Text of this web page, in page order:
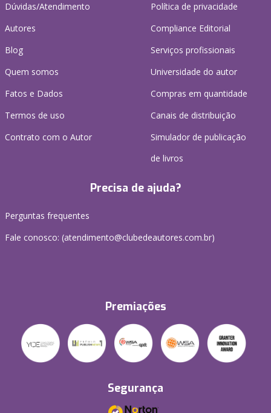
Dúvidas/Atendimento
Autores
Blog
Quem somos
Fatos e Dados
Termos de uso
Contrato com o Autor
Política de privacidade
Compliance Editorial
Serviços profissionais
Universidade do autor
Compras em quantidade
Canais de distribuição
Simulador de publicação
de livros
Precisa de ajuda?
Perguntas frequentes
Fale conosco: (atendimento@clubedeautores.com.br)
Premiações
Segurança